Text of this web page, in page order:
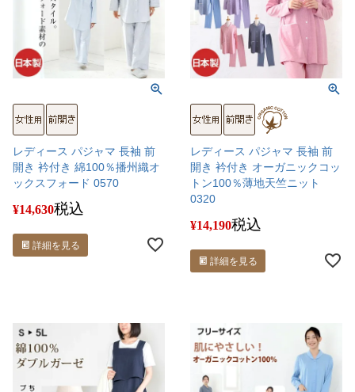
レディース パジャマ 長袖 前
開き 衿付き 綿100％播州織オ
ックスフォード 0570
¥14,630税込
詳細を見る
レディース パジャマ 長袖 前
開き 衿付き オーガニックコッ
トン100％薄地天竺ニット
0320
¥14,190税込
詳細を見る